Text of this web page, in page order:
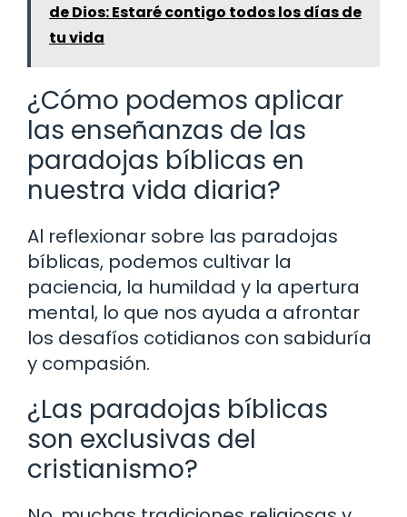
de Dios: Estaré contigo todos los días de
tu vida
¿Cómo podemos aplicar
las enseñanzas de las
paradojas bíblicas en
nuestra vida diaria?
Al reflexionar sobre las paradojas
bíblicas, podemos cultivar la
paciencia, la humildad y la apertura
mental, lo que nos ayuda a afrontar
los desafíos cotidianos con sabiduría
y compasión.
¿Las paradojas bíblicas
son exclusivas del
cristianismo?